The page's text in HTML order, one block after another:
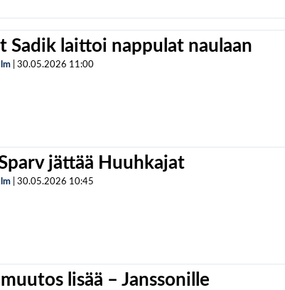
Sadik laittoi nappulat naulaan
30.05.2026 11:00
jättää Huuhkajat
30.05.2026 10:45
lisää – Janssonille